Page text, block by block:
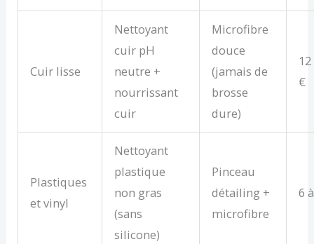
Cuir lisse
Nettoyant
cuir pH
neutre +
nourrissant
cuir
Microfibre
douce
(jamais de
brosse
dure)
€
Plastiques
et vinyl
Nettoyant
plastique
non gras
(sans
silicone)
Pinceau
détailing +
microfibre
6